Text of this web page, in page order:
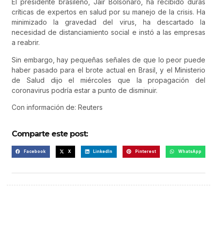
El presidente brasileño, Jair Bolsonaro, ha recibido duras
críticas de expertos en salud por su manejo de la crisis. Ha
minimizado la gravedad del virus, ha descartado la
necesidad de distanciamiento social e instó a las empresas
a reabrir.
Sin embargo, hay pequeñas señales de que lo peor puede
haber pasado para el brote actual en Brasil, y el Ministerio
de Salud dijo el miércoles que la propagación del
coronavirus podría estar a punto de disminuir.
Con información de: Reuters
Comparte este post:
Facebook X LinkedIn Pinterest WhatsApp